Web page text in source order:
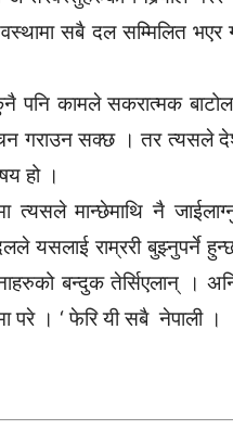
सबै दल सम्मिलित भएर
पनि कामले सकरात्मक
गराउन सक्छ । तर त्यसले
हो ।
त्यसले मान्छेमाथि नै
यसलाई राम्ररी बुझ्नुपर्ने
बन्दुक तेर्सिएलान् । अनि
परे । ‘ फेरि यी सबै नेपाली ।